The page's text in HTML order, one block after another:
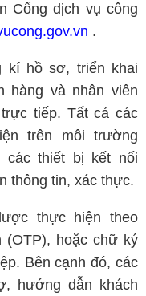
Cổng dịch vụ công
.
kí hồ sơ, triển khai
hàng và nhân viên
tiếp. Tất cả các
trên môi trường
các thiết bị kết nối
thông tin, xác thực.
thực hiện theo
(OTP), hoặc chữ ký
Bên cạnh đó, các
hướng dẫn khách